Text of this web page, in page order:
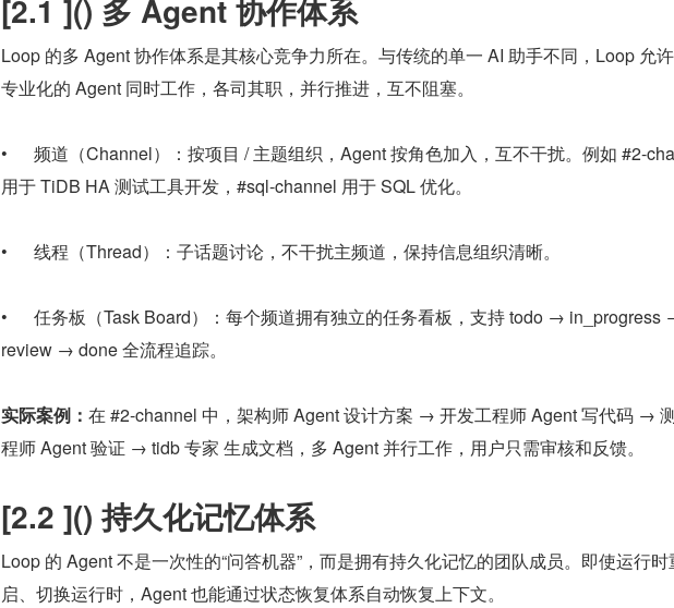
[2.1 ]() 多 Agent 协作体系
Loop 的多 Agent 协作体系是其核心竞争力所在。与传统的单一 AI 助手不同，Loop 允
专业化的 Agent 同时工作，各司其职，并行推进，互不阻塞。
•      频道（Channel）：按项目 / 主题组织，Agent 按角色加入，互不干扰。例如 #2-
用于 TiDB HA 测试工具开发，#sql-channel 用于 SQL 优化。
•      线程（Thread）：子话题讨论，不干扰主频道，保持信息组织清晰。
•      任务板（Task Board）：每个频道拥有独立的任务看板，支持 todo → in_progress
review → done 全流程追踪。
实际案例： 在 #2-channel 中，架构师 Agent 设计方案 → 开发工程师 Agent 写代码 →
程师 Agent 验证 → tidb 专家 生成文档，多 Agent 并行工作，用户只需审核和反馈。
[2.2 ]() 持久化记忆体系
Loop 的 Agent 不是一次性的“问答机器”，而是拥有持久化记忆的团队成员。即使运行时
启、切换运行时，Agent 也能通过状态恢复体系自动恢复上下文。